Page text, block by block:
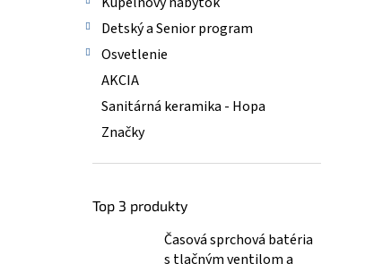
Detský a Senior program
Osvetlenie
AKCIA
Sanitárná keramika - Hopa
Značky
Top 3 produkty
Časová sprchová batéria
s tlačným ventilom a